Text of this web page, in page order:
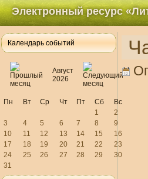
Электронный ресурс
Календарь событий
Август
2026
Пн Вт Ср Чт Пт Сб
Вс
1
2
3
4 5 6 7 8
9
10
11 12 13 14 15
16
17
18 19 20 21 22
23
24
25 26 27 28 29
30
31